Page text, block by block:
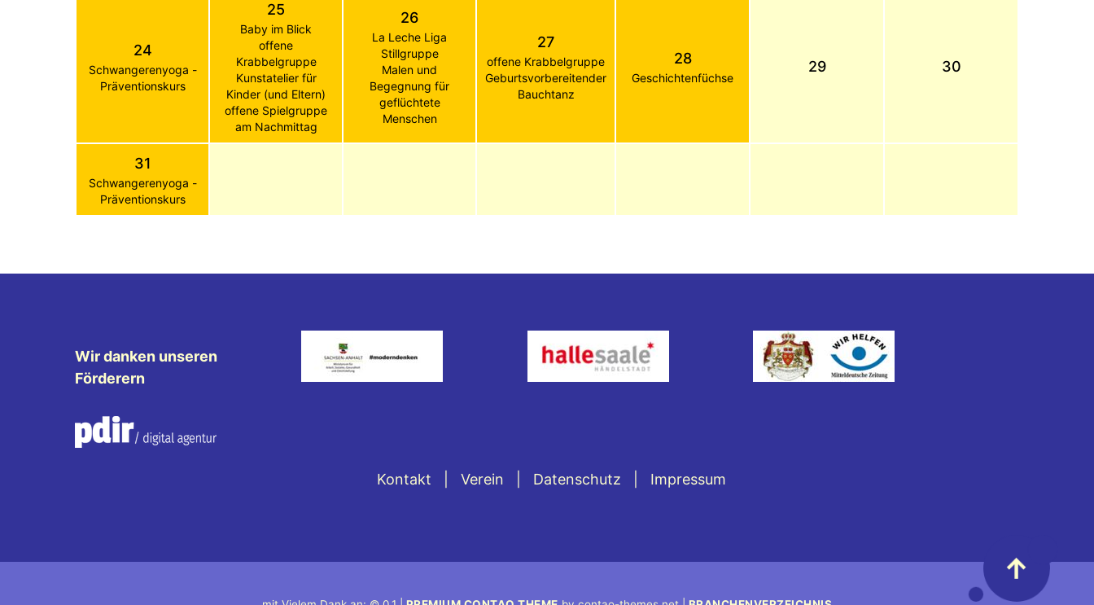
24
Schwangerenyoga -
Präventionskurs
25
Baby im Blick
offene
Krabbelgruppe
Kunstatelier für
Kinder (und Eltern)
offene Spielgruppe
am Nachmittag
26
La Leche Liga
Stillgruppe
Malen und
Begegnung für
geflüchtete
Menschen
27
offene Krabbelgruppe
Geburtsvorbereitender
Bauchtanz
28
Geschichtenfüchse
29 30
31
Schwangerenyoga -
Präventionskurs
Wir danken unseren
Förderern
Kontakt Verein Datenschutz Impressum
↑